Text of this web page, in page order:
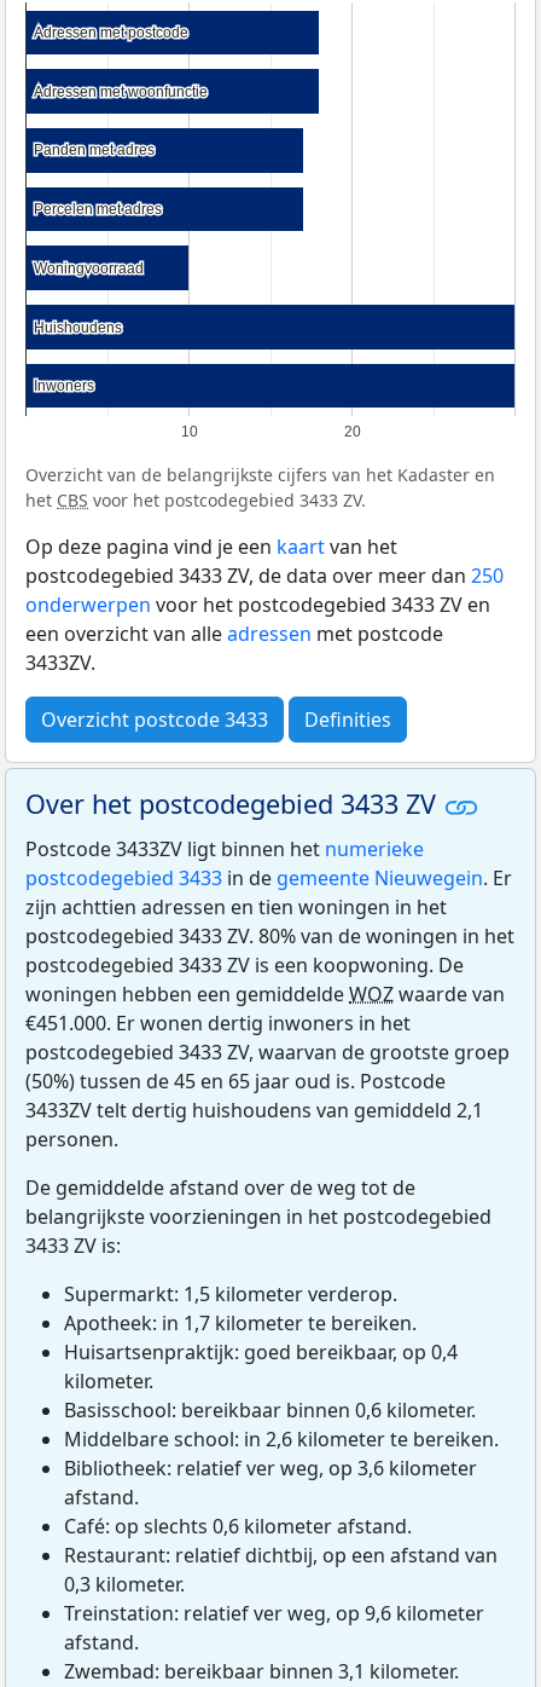
10 20
Adressen met postcode
Adressen met postcode
Adressen met woonfunctie
Adressen met woonfunctie
Panden met adres
Panden met adres
Percelen met adres
Percelen met adres
Woningvoorraad
Woningvoorraad
Huishoudens
Huishoudens
Inwoners
Inwoners
Overzicht van de belangrijkste cijfers van het Kadaster en
het CBS voor het postcodegebied 3433 ZV.
Op deze pagina vind je een kaartvan het
postcodegebied 3433 ZV, de data over meer dan 250
onderwerpen voor het postcodegebied 3433 ZV en
een overzicht van alleadressen met postcode
3433ZV.
Overzicht postcode 3433 Definities
Over het postcodegebied 3433 ZV
Postcode 3433ZV ligt binnen het numerieke
postcodegebied 3433 in de gemeente Nieuwegein. Er
zijn achttien adressen en tien woningen in het
postcodegebied 3433 ZV. 80% van de woningen in het
postcodegebied 3433 ZV is een koopwoning. De
woningen hebben een gemiddeldeWOZwaarde van
€451.000. Er wonen dertig inwoners in het
postcodegebied 3433 ZV, waarvan de grootste groep
(50%) tussen de 45 en 65 jaar oud is. Postcode
3433ZV telt dertig huishoudens van gemiddeld 2,1
personen.
De gemiddelde afstand over de weg tot de
belangrijkste voorzieningen in het postcodegebied
3433 ZV is:
Supermarkt: 1,5 kilometer verderop.
Apotheek: in 1,7 kilometer te bereiken.
Huisartsenpraktijk: goed bereikbaar, op 0,4
kilometer.
Basisschool: bereikbaar binnen 0,6 kilometer.
Middelbare school: in 2,6 kilometer te bereiken.
Bibliotheek: relatief ver weg, op 3,6 kilometer
afstand.
Café: op slechts 0,6 kilometer afstand.
Restaurant: relatief dichtbij, op een afstand van
0,3 kilometer.
Treinstation: relatief ver weg, op 9,6 kilometer
afstand.
Zwembad: bereikbaar binnen 3,1 kilometer.